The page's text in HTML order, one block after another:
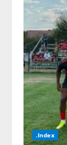
.Index